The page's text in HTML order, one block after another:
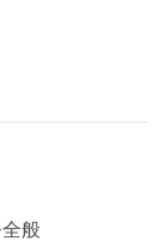
般